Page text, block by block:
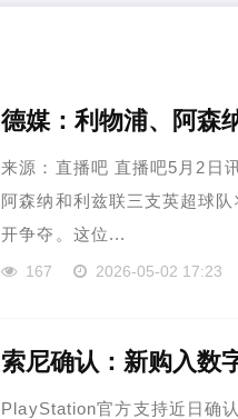
来源：直播吧 直播吧5月2日
阿森纳和利兹联三支英超球
开争夺。这位...
167 2026-05-02 17:23
索尼确认：新购入数
PlayStation官方支持近日确